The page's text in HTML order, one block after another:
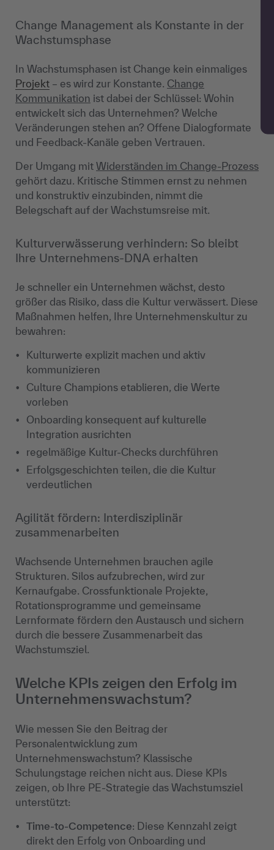
Change Management als Konstante in der
Wachstumsphase
In Wachstumsphasen ist Change kein einmaliges
Projekt – es wird zur Konstante. Change
Kommunikation ist dabei der Schlüssel: Wohin
entwickelt sich das Unternehmen? Welche
Veränderungen stehen an? Offene Dialogformate
und Feedback-Kanäle geben Vertrauen.
Der Umgang mit Widerständen im Change-Prozess
gehört dazu. Kritische Stimmen ernst zu nehmen
und konstruktiv einzubinden, nimmt die
Belegschaft auf der Wachstumsreise mit.
Kulturverwässerung verhindern: So bleibt
Ihre Unternehmens-DNA erhalten
Je schneller ein Unternehmen wächst, desto
größer das Risiko, dass die Kultur verwässert. Diese
Maßnahmen helfen, Ihre Unternehmenskultur zu
bewahren:
Kulturwerte explizit machen und aktiv
kommunizieren
Culture Champions etablieren, die Werte
vorleben
Onboarding konsequent auf kulturelle
Integration ausrichten
regelmäßige Kultur-Checks durchführen
Erfolgsgeschichten teilen, die die Kultur
verdeutlichen
Agilität fördern: Interdisziplinär
zusammenarbeiten
Wachsende Unternehmen brauchen agile
Strukturen. Silos aufzubrechen, wird zur
Kernaufgabe. Crossfunktionale Projekte,
Rotationsprogramme und gemeinsame
Lernformate fördern den Austausch und sichern
durch die bessere Zusammenarbeit das
Wachstumsziel.
Welche KPIs zeigen den Erfolg im
Unternehmenswachstum?
Wie messen Sie den Beitrag der
Personalentwicklung zum
Unternehmenswachstum? Klassische
Schulungstage reichen nicht aus. Diese KPIs
zeigen, ob Ihre PE-Strategie das Wachstumsziel
unterstützt:
Time-to-Competence: Diese Kennzahl zeigt
direkt den Erfolg von Onboarding und